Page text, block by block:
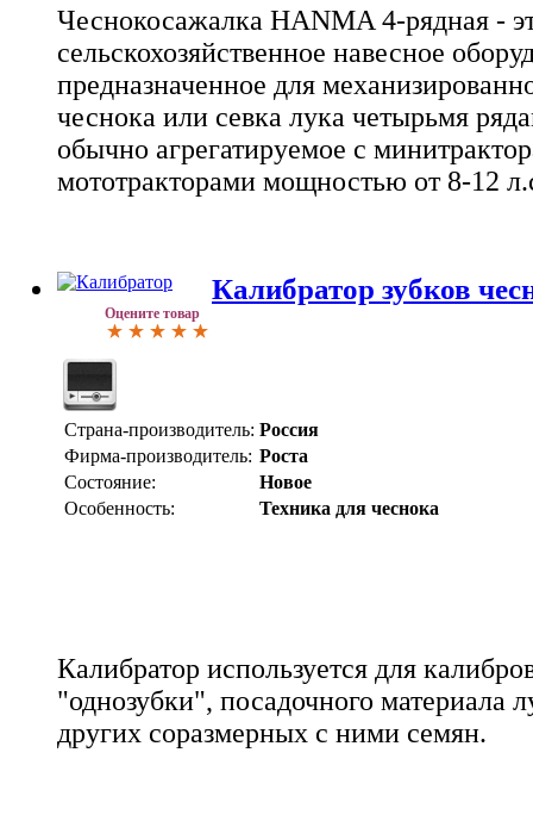
Чеснокосажалка HANMA 4-рядная -
сельскохозяйственное навесное
предназначенное для
чеснока или севка лука четырьмя
обычно агрегатируемое с
мототракторами мощностью от 8-12
Оцените товар
Калибратор зубков
Страна-производитель: Россия
Фирма-производитель: Роста
Состояние:
Новое
Особенность:
Техника для чеснока
Калибратор используется для
"однозубки", посадочного материала
других соразмерных с ними семян.